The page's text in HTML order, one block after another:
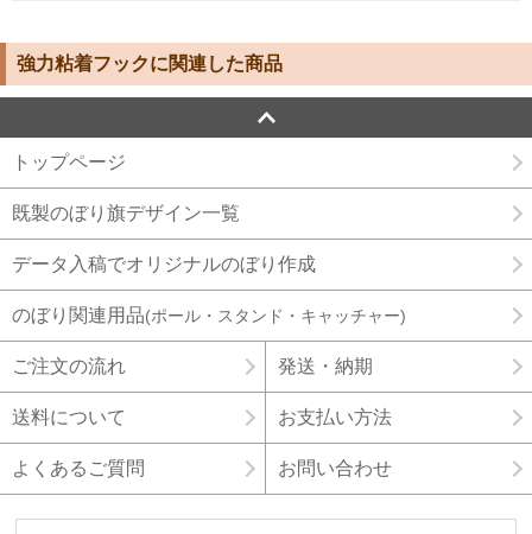
強力粘着フックに関連した商品
トップページ
既製のぼり旗デザイン一覧
データ入稿でオリジナルのぼり作成
のぼり関連用品(ポール・スタンド・キャッチャー)
ご注文の流れ 発送・納期
送料について お支払い方法
よくあるご質問 お問い合わせ